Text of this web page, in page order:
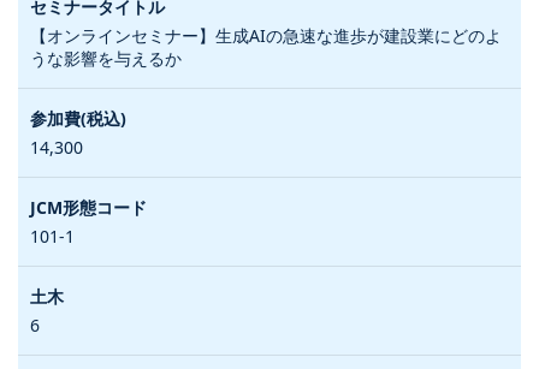
【オンラインセミナー】生成AIの急速な進歩が建設業にどのよ
うな影響を与えるか
14,300
101-1
6